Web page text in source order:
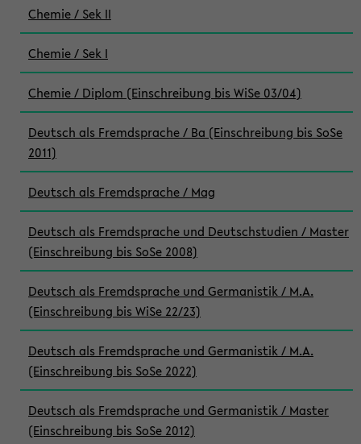
Chemie / Sek II
Chemie / Sek I
Chemie / Diplom (Einschreibung bis WiSe 03/04)
Deutsch als Fremdsprache / Ba (Einschreibung bis SoSe
2011)
Deutsch als Fremdsprache / Mag
Deutsch als Fremdsprache und Deutschstudien / Master
(Einschreibung bis SoSe 2008)
Deutsch als Fremdsprache und Germanistik / M.A.
(Einschreibung bis WiSe 22/23)
Deutsch als Fremdsprache und Germanistik / M.A.
(Einschreibung bis SoSe 2022)
Deutsch als Fremdsprache und Germanistik / Master
(Einschreibung bis SoSe 2012)